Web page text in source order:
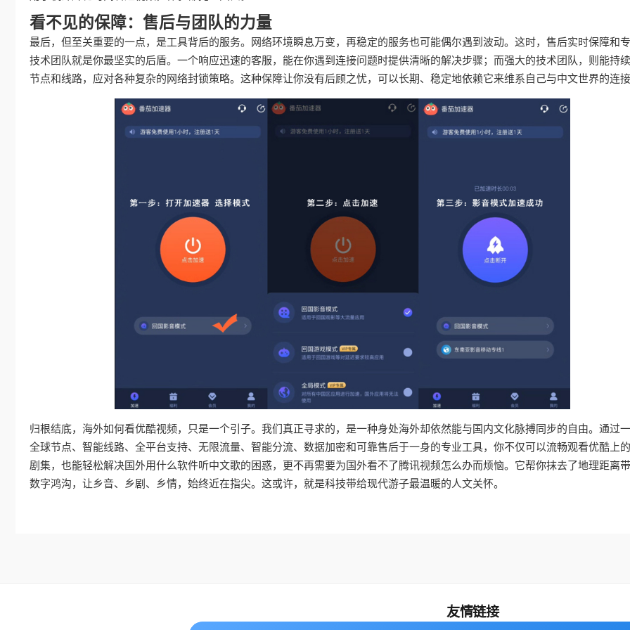
看不见的保障：售后与团队的力量
最后，但至关重要的一点，是工具背后的服务。网络环境瞬息万变，再稳定的服务也可能偶尔遇到波动。这时，售后实时保障和
技术团队就是你最坚实的后盾。一个响应迅速的客服，能在你遇到连接问题时提供清晰的解决步骤；而强大的技术团队，则能持
节点和线路，应对各种复杂的网络封锁策略。这种保障让你没有后顾之忧，可以长期、稳定地依赖它来维系自己与中文世界的连接
归根结底，海外如何看优酷视频，只是一个引子。我们真正寻求的，是一种身处海外却依然能与国内文化脉搏同步的自由。通过
全球节点、智能线路、全平台支持、无限流量、智能分流、数据加密和可靠售后于一身的专业工具，你不仅可以流畅观看优酷上
剧集，也能轻松解决国外用什么软件听中文歌的困惑，更不再需要为国外看不了腾讯视频怎么办而烦恼。它帮你抹去了地理距离
数字鸿沟，让乡音、乡剧、乡情，始终近在指尖。这或许，就是科技带给现代游子最温暖的人文关怀。
友情链接